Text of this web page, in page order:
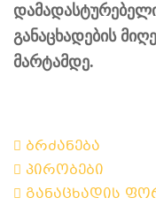
განაცხადების
მარტამდე.
ბრძანება
პირობები
განაცხადის